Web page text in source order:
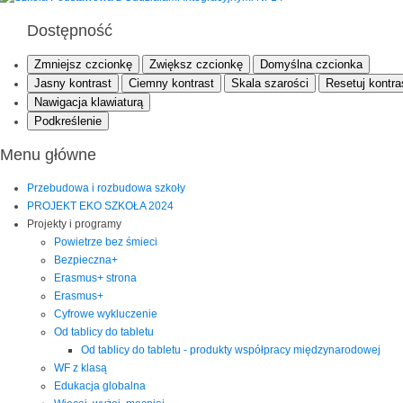
Dostępność
Zmniejsz czcionkę Zwiększ czcionkę
Domyślna czcionka
Jasny kontrast
Ciemny kontrast Skala szarości
Resetuj
Nawigacja klawiaturą
Podkreślenie
Menu główne
Przebudowa i rozbudowa szkoły
PROJEKT EKO SZKOŁA 2024
Projekty i programy
Powietrze bez śmieci
Bezpieczna+
Erasmus+ strona
Erasmus+
Cyfrowe wykluczenie
Od tablicy do tabletu
Od tablicy do tabletu - produkty współpracy międzynarodowej
WF z klasą
Edukacja globalna